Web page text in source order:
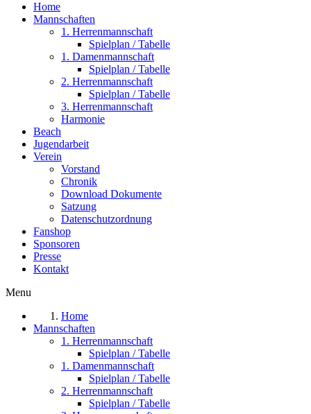
Home
Mannschaften
1. Herrenmannschaft
Spielplan / Tabelle
1. Damenmannschaft
Spielplan / Tabelle
2. Herrenmannschaft
Spielplan / Tabelle
3. Herrenmannschaft
Harmonie
Beach
Jugendarbeit
Verein
Vorstand
Chronik
Download Dokumente
Satzung
Datenschutzordnung
Fanshop
Sponsoren
Presse
Kontakt
Menu
Home
Mannschaften
1. Herrenmannschaft
Spielplan / Tabelle
1. Damenmannschaft
Spielplan / Tabelle
2. Herrenmannschaft
Spielplan / Tabelle